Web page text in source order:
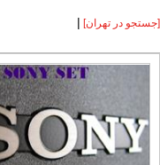
در تهران] |